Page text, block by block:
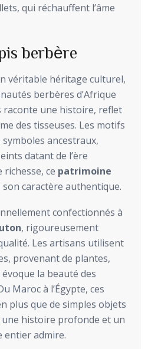
qui réchauffent l’âme
berbère
véritable héritage culturel,
berbères d’Afrique
raconte une histoire, reflet
des tisseuses. Les motifs
ancestraux,
datant de l’ère
richesse, ce patrimoine
caractère authentique.
confectionnés à
, rigoureusement
Les artisans utilisent
provenant de plantes,
la beauté des
Maroc à l’Égypte, ces
plus que de simples objets
histoire profonde et un
entier admire.